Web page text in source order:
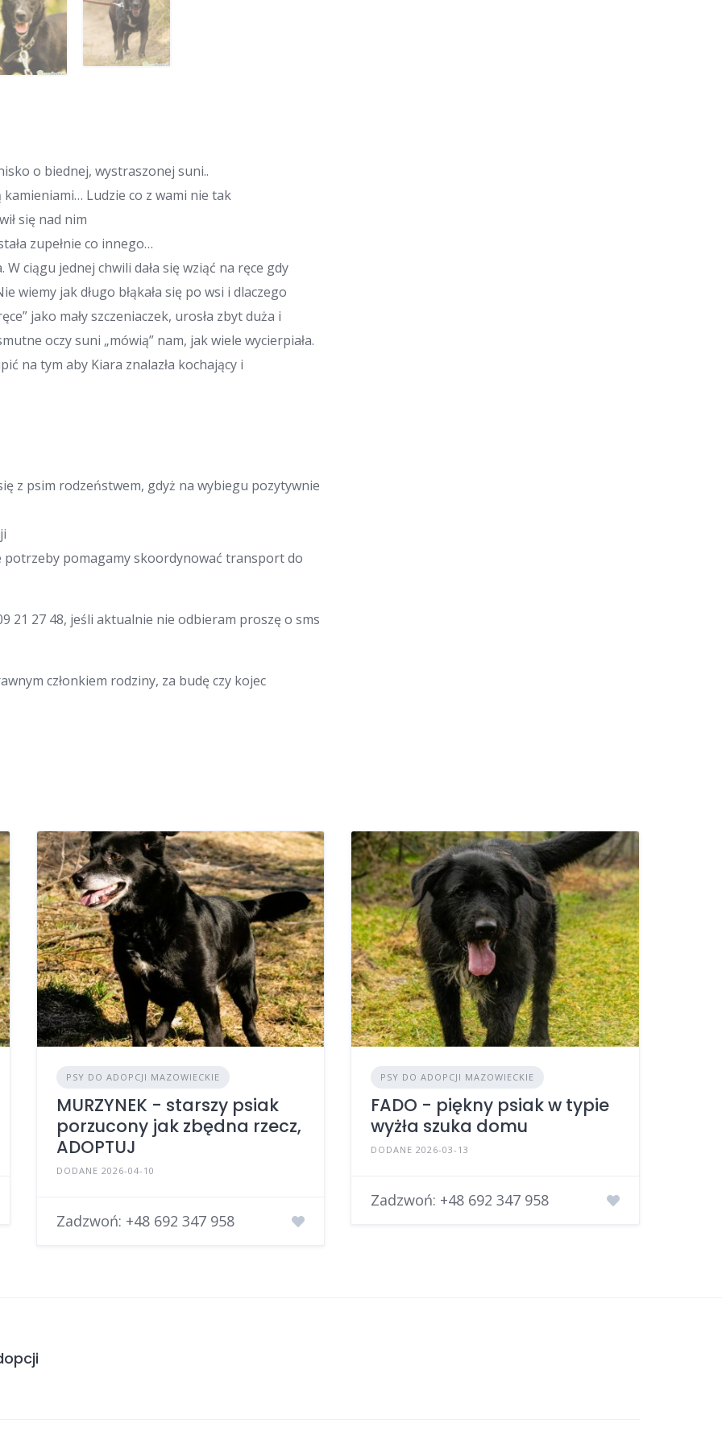
o biednej, wystraszonej suni..
kamieniami… Ludzie co z wami nie tak
się nad nim
zupełnie co innego…
ciągu jednej chwili dała się wziąć na ręce gdy
wiemy jak długo błąkała się po wsi i dlaczego
jako mały szczeniaczek, urosła zbyt duża i
oczy suni „mówią” nam, jak wiele wycierpiała.
na tym aby Kiara znalazła kochający i
z psim rodzeństwem, gdyż na wybiegu pozytywnie
potrzeby pomagamy skoordynować transport do
21 27 48, jeśli aktualnie nie odbieram proszę o sms
członkiem rodziny, za budę czy kojec
PSY DO ADOPCJI MAZOWIECKIE
MURZYNEK - starszy psiak
porzucony jak zbędna rzecz,
ADOPTUJ
DODANE 2026-04-10
Zadzwoń: +48 692 347 958
PSY DO ADOPCJI MAZOWIECKIE
FADO - piękny psiak w typie
wyżła szuka domu
DODANE 2026-03-13
Zadzwoń: +48 692 347 958